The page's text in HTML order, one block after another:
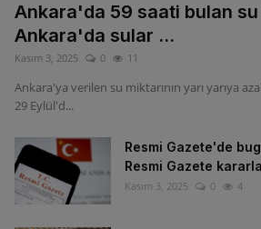
Ankara'da 59 saati bulan
Ankara'da sular ...
Kasım 3, 2025 0 11
Ankara'ya verilen su miktarının yarı yarıya
29 Eylül'd...
Resmi Gazete'de
Resmi Gazete
Kasım 3, 2025 0 4